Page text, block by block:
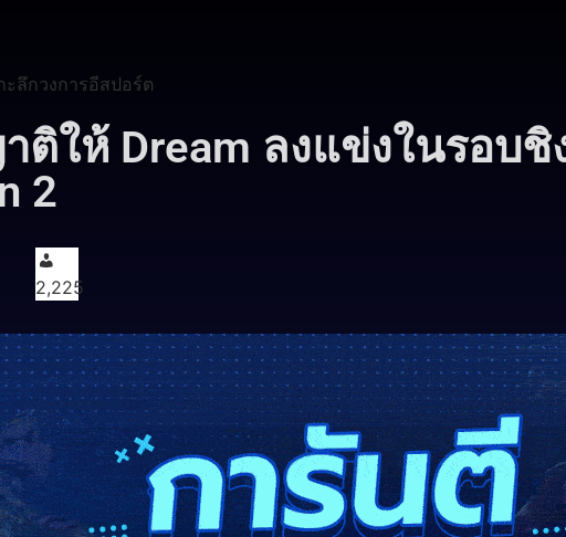
ะลึกวงการอีสปอร์ต
ติให้ Dream ลงแข่งในรอบชิ
2
2,225